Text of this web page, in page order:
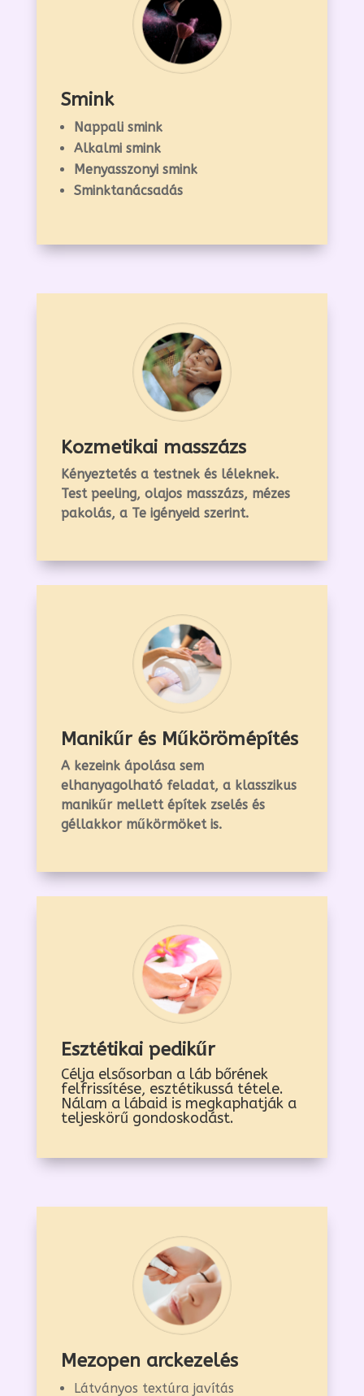
Smink
Nappali smink
Alkalmi smink
Menyasszonyi smink
Sminktanácsadás
Kozmetikai masszázs
Kényeztetés a testnek és léleknek.
Test peeling, olajos masszázs, mézes
pakolás, a Te igényeid szerint.
Manikűr és Műkörömépítés
A kezeink ápolása sem
elhanyagolható feladat, a klasszikus
manikűr mellett építek zselés és
géllakkor műkörmöket is.
Esztétikai pedikűr
Célja elsősorban a láb bőrének
felfrissítése, esztétikussá tétele.
Nálam a lábaid is megkaphatják a
teljeskörű gondoskodást.
Mezopen arckezelés
Látványos textúra javítás